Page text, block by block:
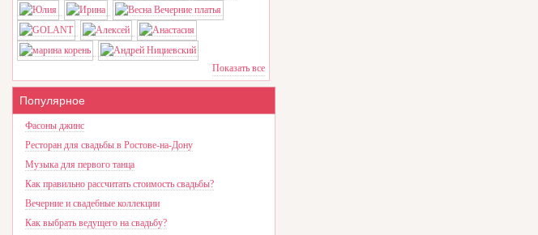
Показать все
Популярное
Фасоны джинс
Ресторан для свадьбы в Ростове-на-Дону
Музыка для первого танца
Как правильно рассчитать стоимость свадьбы?
Вечерние и свадебные коллекции
Как выбрать ведущего на свадьбу?